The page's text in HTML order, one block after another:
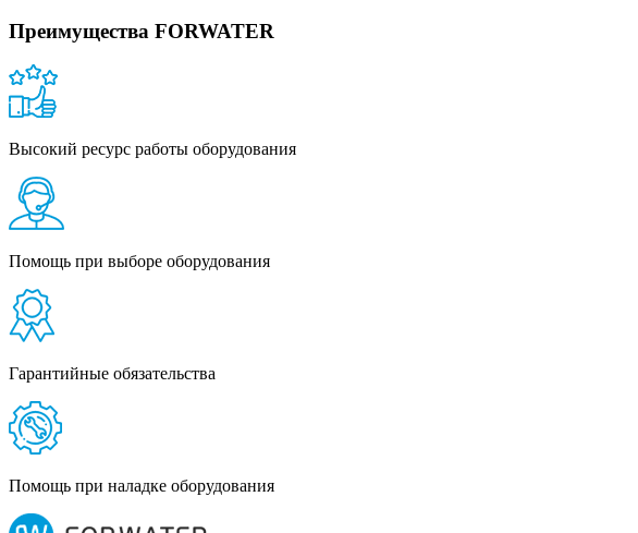
Преимущества FORWATER
Высокий ресурс работы оборудования
Помощь при выборе оборудования
Гарантийные обязательства
Помощь при наладке оборудования